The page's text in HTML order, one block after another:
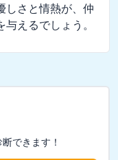
しさと情熱が、仲
えるでしょう。
できます！